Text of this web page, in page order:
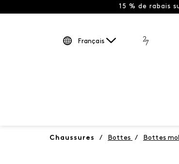
15 % de rabais
Français
Chaussures / Bottes / Bottes